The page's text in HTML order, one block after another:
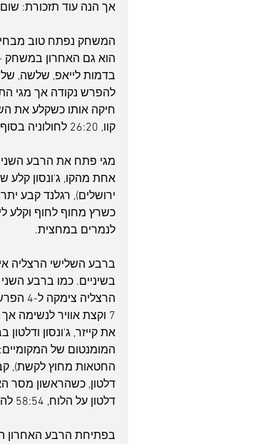
אך הנה עוד תזכורת:
בדמות לייאפ, שלשה,
להפרש נקודה אך מגי
חיקה אותו כשקלע את
קוו, 26:20 לחולוניה בסוף הרבע הראשון.
מגי פתח את הרבע
לנמרים במחצית.
ברבע השלישי הרצליה
בשיניים. כמו ברבע
7 וקצת אוויר לנשימה
דלטון, כשהראשון מסר
דלטון על הלוח, 58:54 להרצליה בסוף הרבע השלישי.